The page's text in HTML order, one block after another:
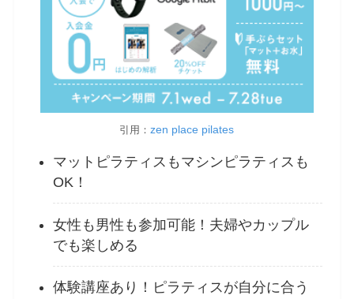
引用： zen place pilates
マットピラティスもマシンピラティスも
OK！
女性も男性も参加可能！夫婦やカップル
でも楽しめる
体験講座あり！ピラティスが自分に合う